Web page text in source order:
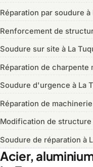
Réparation par soudure à
Renforcement de
Soudure sur site à La
Réparation de charpente
Soudure d'urgence à La
Réparation de
Modification de structure
Soudure de réparation à
Acier,